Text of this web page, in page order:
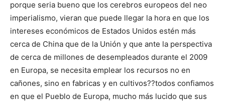
porque seria bueno que los cerebros europeos del neo
imperialismo, vieran que puede llegar la hora en que los
intereses económicos de Estados Unidos estén más
cerca de China que de la Unión y que ante la perspectiva
de cerca de millones de desempleados durante el 2009
en Europa, se necesita emplear los recursos no en
cañones, sino en fabricas y en cultivos??todos confiamos
en que el Pueblo de Europa, mucho más lucido que sus